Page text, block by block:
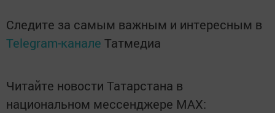
Следите за самым важным и интересным в
Telegram-канале Татмедиа
Читайте новости Татарстана в
национальном мессенджере MАХ: